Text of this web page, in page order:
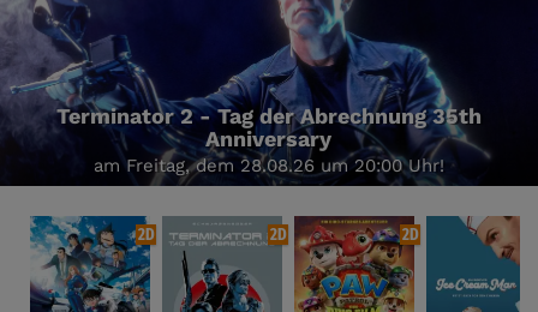
Terminator 2 - Tag der Abrechnung 35th
Anniversary
am Freitag, dem 28.08.26 um 20:00 Uhr!
2D 2D 2D